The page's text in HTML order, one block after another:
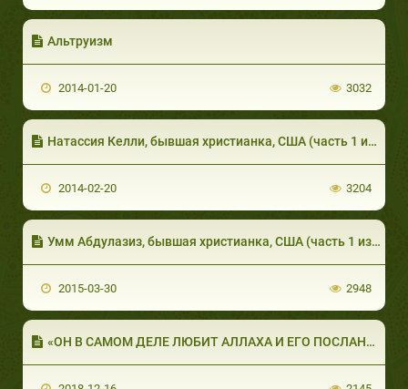
Альтруизм
2014-01-20 3032
Натассия Келли, бывшая христианка, США (часть 1 из 2)
2014-02-20 3204
Умм Абдулазиз, бывшая христианка, США (часть 1 из 4). Ислам и Христианство
2015-03-30 2948
«ОН В САМОМ ДЕЛЕ ЛЮБИТ АЛЛАХА И ЕГО ПОСЛАННИКА...»